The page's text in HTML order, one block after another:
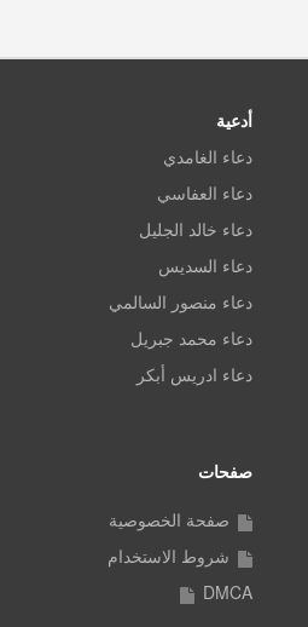
أدعية
دعاء الغامدي
دعاء العفاسي
دعاء خالد الجليل
دعاء السديس
دعاء منصور السالمي
دعاء محمد جبريل
دعاء ادريس أبكر
صفحات
صفحة الخصوصية
شروط الاستخدام
DMCA